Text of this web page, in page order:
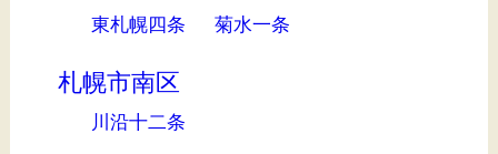
東札幌四条 菊水一条
札幌市南区
川沿十二条